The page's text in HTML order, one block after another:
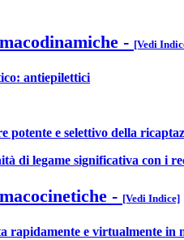
- [Vedi
antiepilettici
potente e selettivo della
di legame significativa con i
- [Vedi Indice]
rapidamente e virtualmente